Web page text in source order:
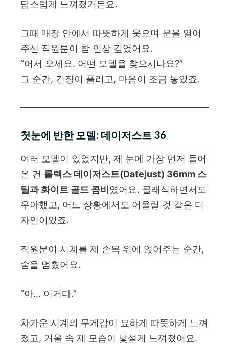
담스럽게 느껴졌거든요.
그때 매장 안에서 따뜻하게 웃으며 문을 열어
주신 직원분이 참 인상 깊었어요.
“어서 오세요. 어떤 모델을 찾으시나요?”
그 순간, 긴장이 풀리고, 마음이 조금 놓였죠.
첫눈에 반한 모델: 데이저스트 36
여러 모델이 있었지만, 제 눈에 가장 먼저 들어
온 건 롤렉스 데이저스트(Datejust) 36mm 스
틸과 화이트 골드 콤비였어요. 클래식하면서도
우아했고, 어느 상황에서도 어울릴 것 같은 디
자인이었죠.
직원분이 시계를 제 손목 위에 얹어주는 순간,
숨을 멈췄어요.
“아… 이거다.”
차가운 시계의 무게감이 묘하게 따뜻하게 느껴
졌고, 거울 속 제 모습이 낯설게 느껴졌어요.